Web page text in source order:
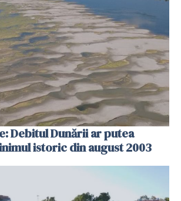
Debitul Dunării ar putea
istoric din august 2003